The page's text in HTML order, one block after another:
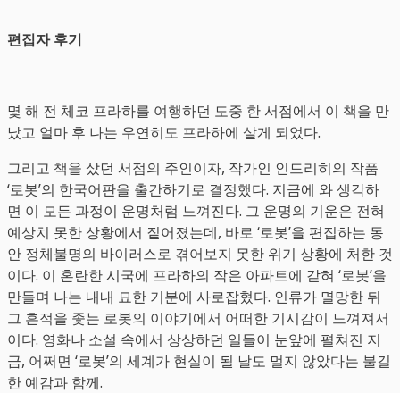
편집자 후기
몇 해 전 체코 프라하를 여행하던 도중 한 서점에서 이 책을 만
났고 얼마 후 나는 우연히도 프라하에 살게 되었다.
그리고 책을 샀던 서점의 주인이자, 작가인 인드리히의 작품
‘로봇’의 한국어판을 출간하기로 결정했다. 지금에 와 생각하
면 이 모든 과정이 운명처럼 느껴진다. 그 운명의 기운은 전혀
예상치 못한 상황에서 짙어졌는데, 바로 ‘로봇’을 편집하는 동
안 정체불명의 바이러스로 겪어보지 못한 위기 상황에 처한 것
이다. 이 혼란한 시국에 프라하의 작은 아파트에 갇혀 ‘로봇’을
만들며 나는 내내 묘한 기분에 사로잡혔다. 인류가 멸망한 뒤
그 흔적을 좇는 로봇의 이야기에서 어떠한 기시감이 느껴져서
이다. 영화나 소설 속에서 상상하던 일들이 눈앞에 펼쳐진 지
금, 어쩌면 ‘로봇’의 세계가 현실이 될 날도 멀지 않았다는 불길
한 예감과 함께.